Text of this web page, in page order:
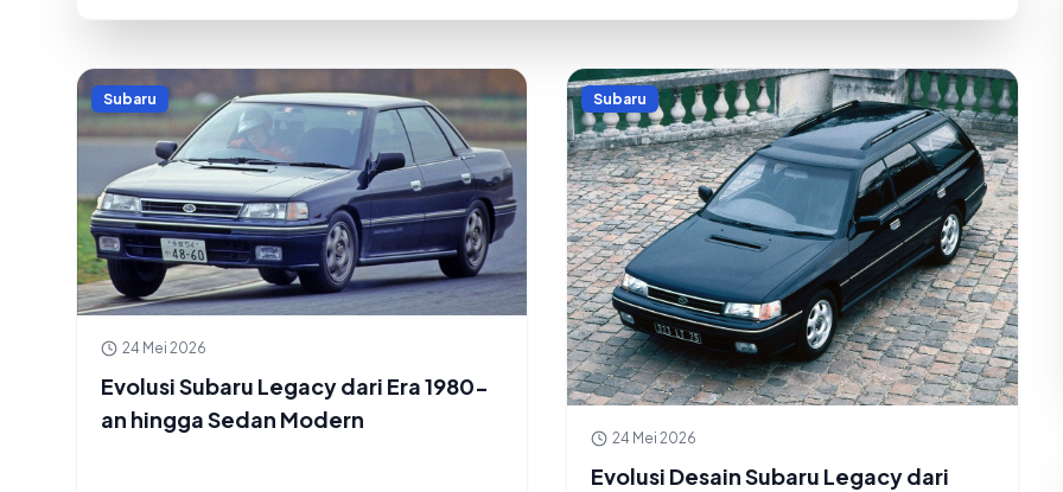
Subaru
24 Mei 2026
Evolusi Subaru Legacy dari Era 1980-
an hingga Sedan Modern
Subaru
24 Mei 2026
Evolusi Desain Subaru Legacy dari